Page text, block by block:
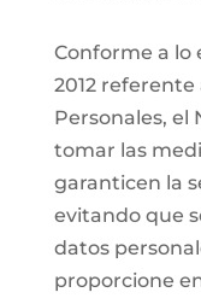
Conforme a lo
2012
Personales, el
tomar las
garanticen la
evitando que
datos
proporcione